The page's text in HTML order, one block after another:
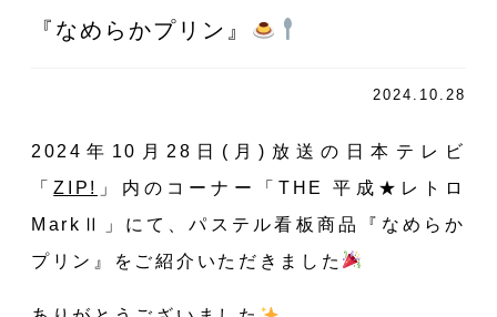
『なめらかプリン』
2024.10.28
2024年10月28日(月)放送の日本テレビ
「ZIP! 」内のコーナー「THE 平成★レトロ
MarkⅡ」にて、パステル看板商品『なめらか
プリン』を ご紹介いただきました